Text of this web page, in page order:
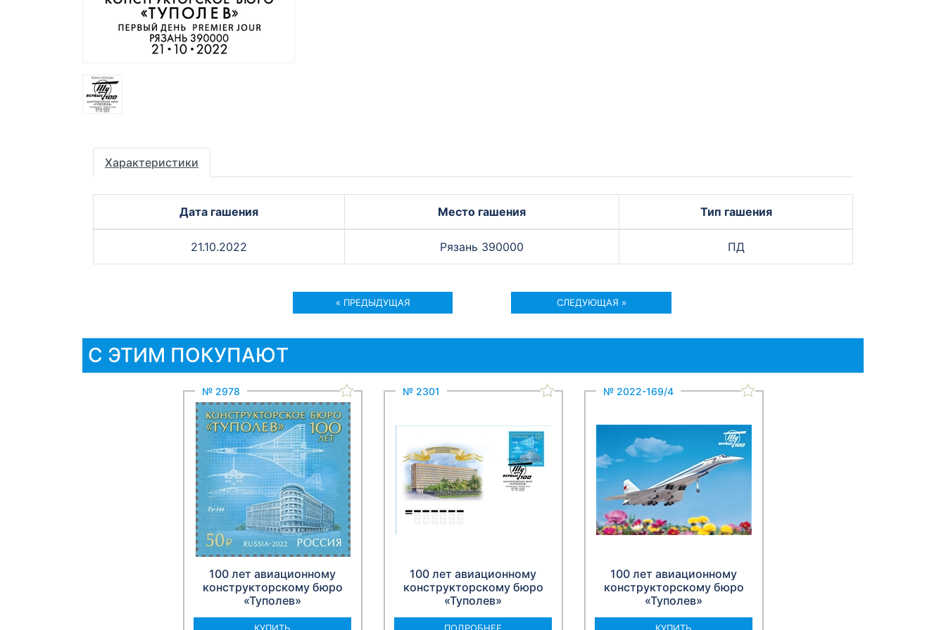
Характеристики
Дата гашения Место гашения Тип гашения
21.10.2022 Рязань 390000 ПД
« ПРЕДЫДУЩАЯ СЛЕДУЮЩАЯ »
С ЭТИМ ПОКУПАЮТ
№ 2978
100 лет авиационному
конструкторскому бюро
«Туполев»
№ 2301
100 лет авиационному
конструкторскому бюро
«Туполев»
№ 2022-169/4
100 лет авиационному
конструкторскому бюро
«Туполев»